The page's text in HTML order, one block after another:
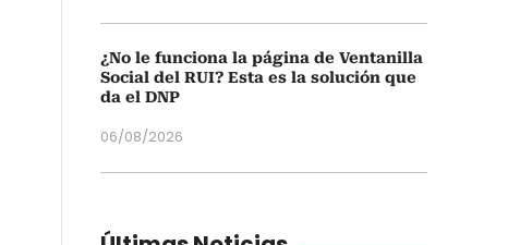
¿No le funciona la página de Ventanilla
Social del RUI? Esta es la solución que
da el DNP
06/08/2026